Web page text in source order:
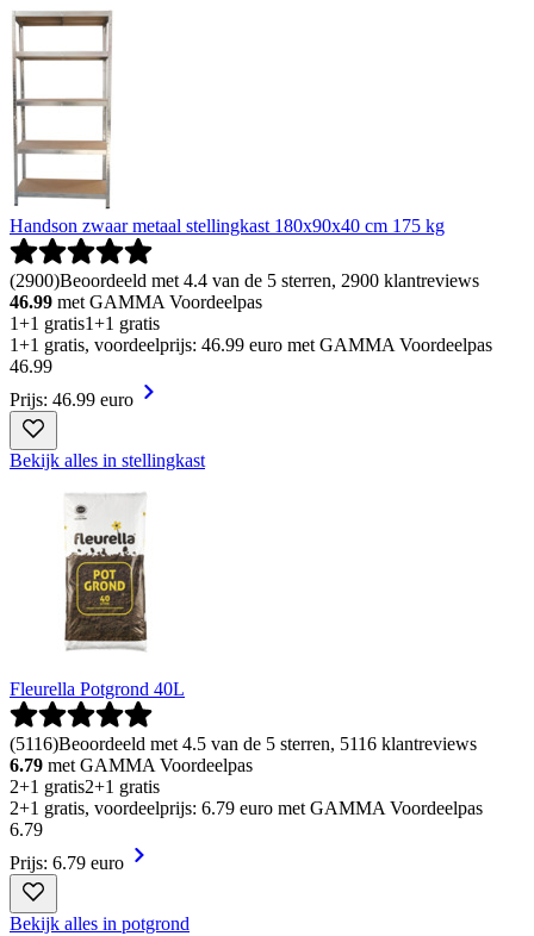
Handson zwaar metaal stellingkast 180x90x40 cm 175 kg
(2900)Beoordeeld met 4.4 van de 5 sterren, 2900 klantreviews
46.99 met GAMMA Voordeelpas
1+1 gratis1+1 gratis
1+1 gratis, voordeelprijs: 46.99 euro met GAMMA Voordeelpas
46.99
Prijs: 46.99 euro
Bekijk alles in stellingkast
Fleurella Potgrond 40L
(5116)Beoordeeld met 4.5 van de 5 sterren, 5116 klantreviews
6.79 met GAMMA Voordeelpas
2+1 gratis2+1 gratis
2+1 gratis, voordeelprijs: 6.79 euro met GAMMA Voordeelpas
6.79
Prijs: 6.79 euro
Bekijk alles in potgrond